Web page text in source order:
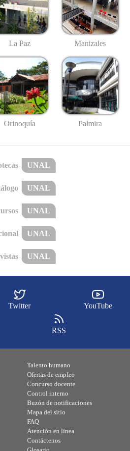
La Paz Manizales
Orinoquía Palmira
UNAL
UNAL
UNAL
UNAL
UNAL
Twitter YouTube
RSS
Talento humano
Ofertas de empleo
Concurso docente
Control interno
Buzón de notificaciones
Mapa del sitio
FAQ
Atención en línea
Contáctenos